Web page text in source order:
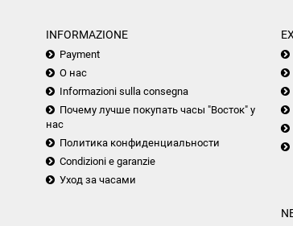
INFORMAZIONE
Payment
О нас
Informazioni sulla consegna
Почему лучше покупать часы "Восток" у
нас
Политика конфиденциальности
Condizioni e garanzie
Уход за часами